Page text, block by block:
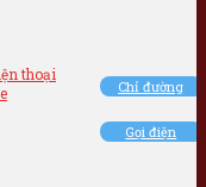
Chỉ đường
Gọi điện